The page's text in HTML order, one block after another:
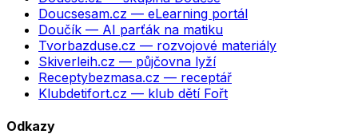
Doucsesam.cz — eLearning portál
Doučík — AI parťák na matiku
Tvorbazduse.cz — rozvojové materiály
Skiverleih.cz — půjčovna lyží
Receptybezmasa.cz — receptář
Klubdetifort.cz — klub dětí Fořt
Odkazy